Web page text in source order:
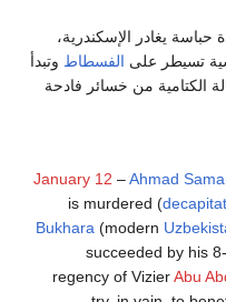
يغادر الإسكندرية،
تسيطر على الفسطاط وتبدأ
الكتامية من خسائر فادحة
January 12 –Ahmad
is murdered (
Bukhara (modern
succeeded by his
regency of VizierAbu